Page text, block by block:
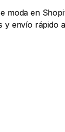
y envío rápido